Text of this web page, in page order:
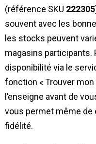
(référence SKU 222305
souvent avec les
les stocks peuvent
magasins participants.
disponibilité via le
fonction « Trouver
l’enseigne avant de
vous permet même de
fidélité.